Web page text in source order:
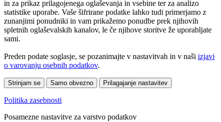
in za prikaz prilagojenega oglaševanja in vsebine ter za analizo
statistike uporabe. Vaše šifrirane podatke lahko tudi primerjamo z
zunanjimi ponudniki in vam prikažemo ponudbe prek njihovih
spletnih oglaševalskih kanalov, le če njihove storitve že uporabljate
sami.
Preden podate soglasje, se pozanimajte v nastavitvah in v naši izjavi
o varovanju osebnih podatkov.
Strinjam se Samo obvezno Prilagajanje nastavitev
Politika zasebnosti
Posamezne nastavitve za varstvo podatkov